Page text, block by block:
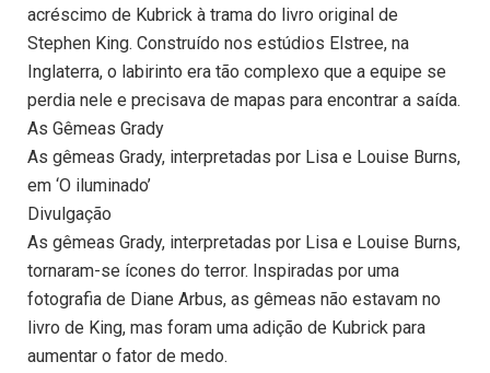
acréscimo de Kubrick à trama do livro original de
Stephen King. Construído nos estúdios Elstree, na
Inglaterra, o labirinto era tão complexo que a equipe se
perdia nele e precisava de mapas para encontrar a saída.
As Gêmeas Grady
As gêmeas Grady, interpretadas por Lisa e Louise Burns,
em ‘O iluminado’
Divulgação
As gêmeas Grady, interpretadas por Lisa e Louise Burns,
tornaram-se ícones do terror. Inspiradas por uma
fotografia de Diane Arbus, as gêmeas não estavam no
livro de King, mas foram uma adição de Kubrick para
aumentar o fator de medo.